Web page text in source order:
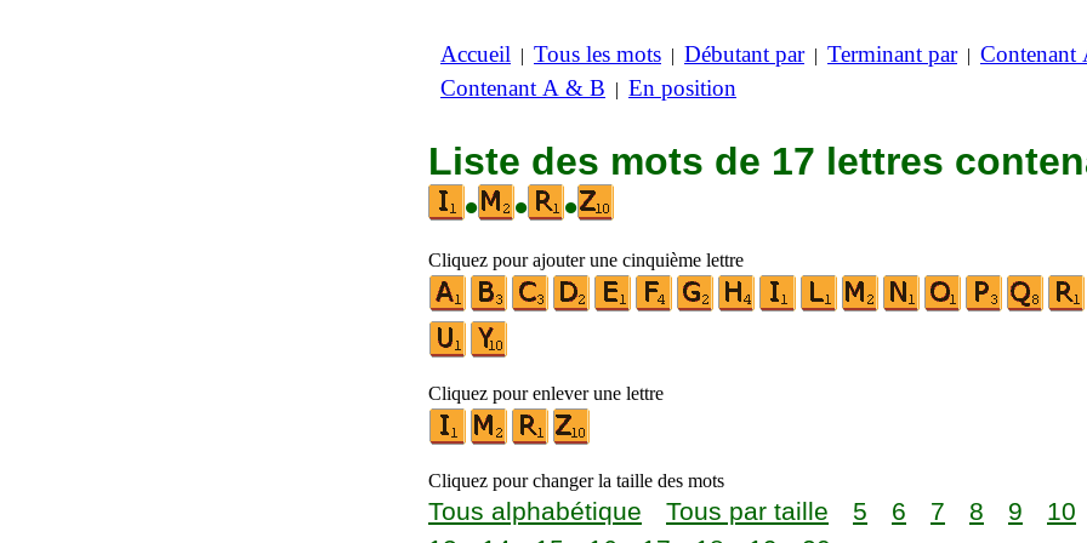
Accueil | Tous les mots | Débutant par| Terminant par| Contenant
Contenant A & B | En position
Liste des mots de 17 lettres
•
• •
Cliquez pour ajouter une cinquième lettre
Cliquez pour enlever une lettre
Cliquez pour changer la taille des mots
Tous alphabétique Tous par taille 5 6 7 8 9 10